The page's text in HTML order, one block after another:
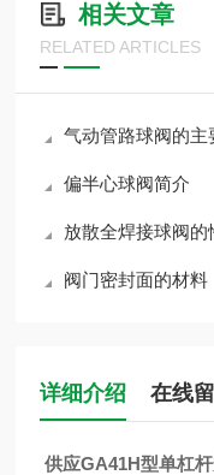
相关文章
RELATED ARTICLES
气动管路球阀的主
偏半心球阀简介
放散全焊接球阀的
阀门密封面的材料
详细介绍 在线
供应GA41H型单杠